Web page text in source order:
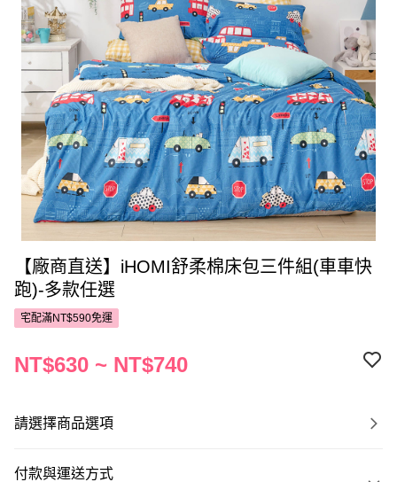
【廠商直送】iHOMI舒柔棉床包三件組(車車快
跑)-多款任選
宅配滿NT$590免運
NT$630 ~ NT$740
請選擇商品選項
付款與運送方式